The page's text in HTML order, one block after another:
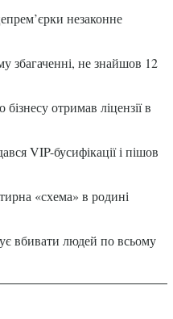
незаконне
збагаченні, не знайшов 12
отримав ліцензії в
VIP-бусифікації і пішов
«схема» в родині
вбивати людей по всьому